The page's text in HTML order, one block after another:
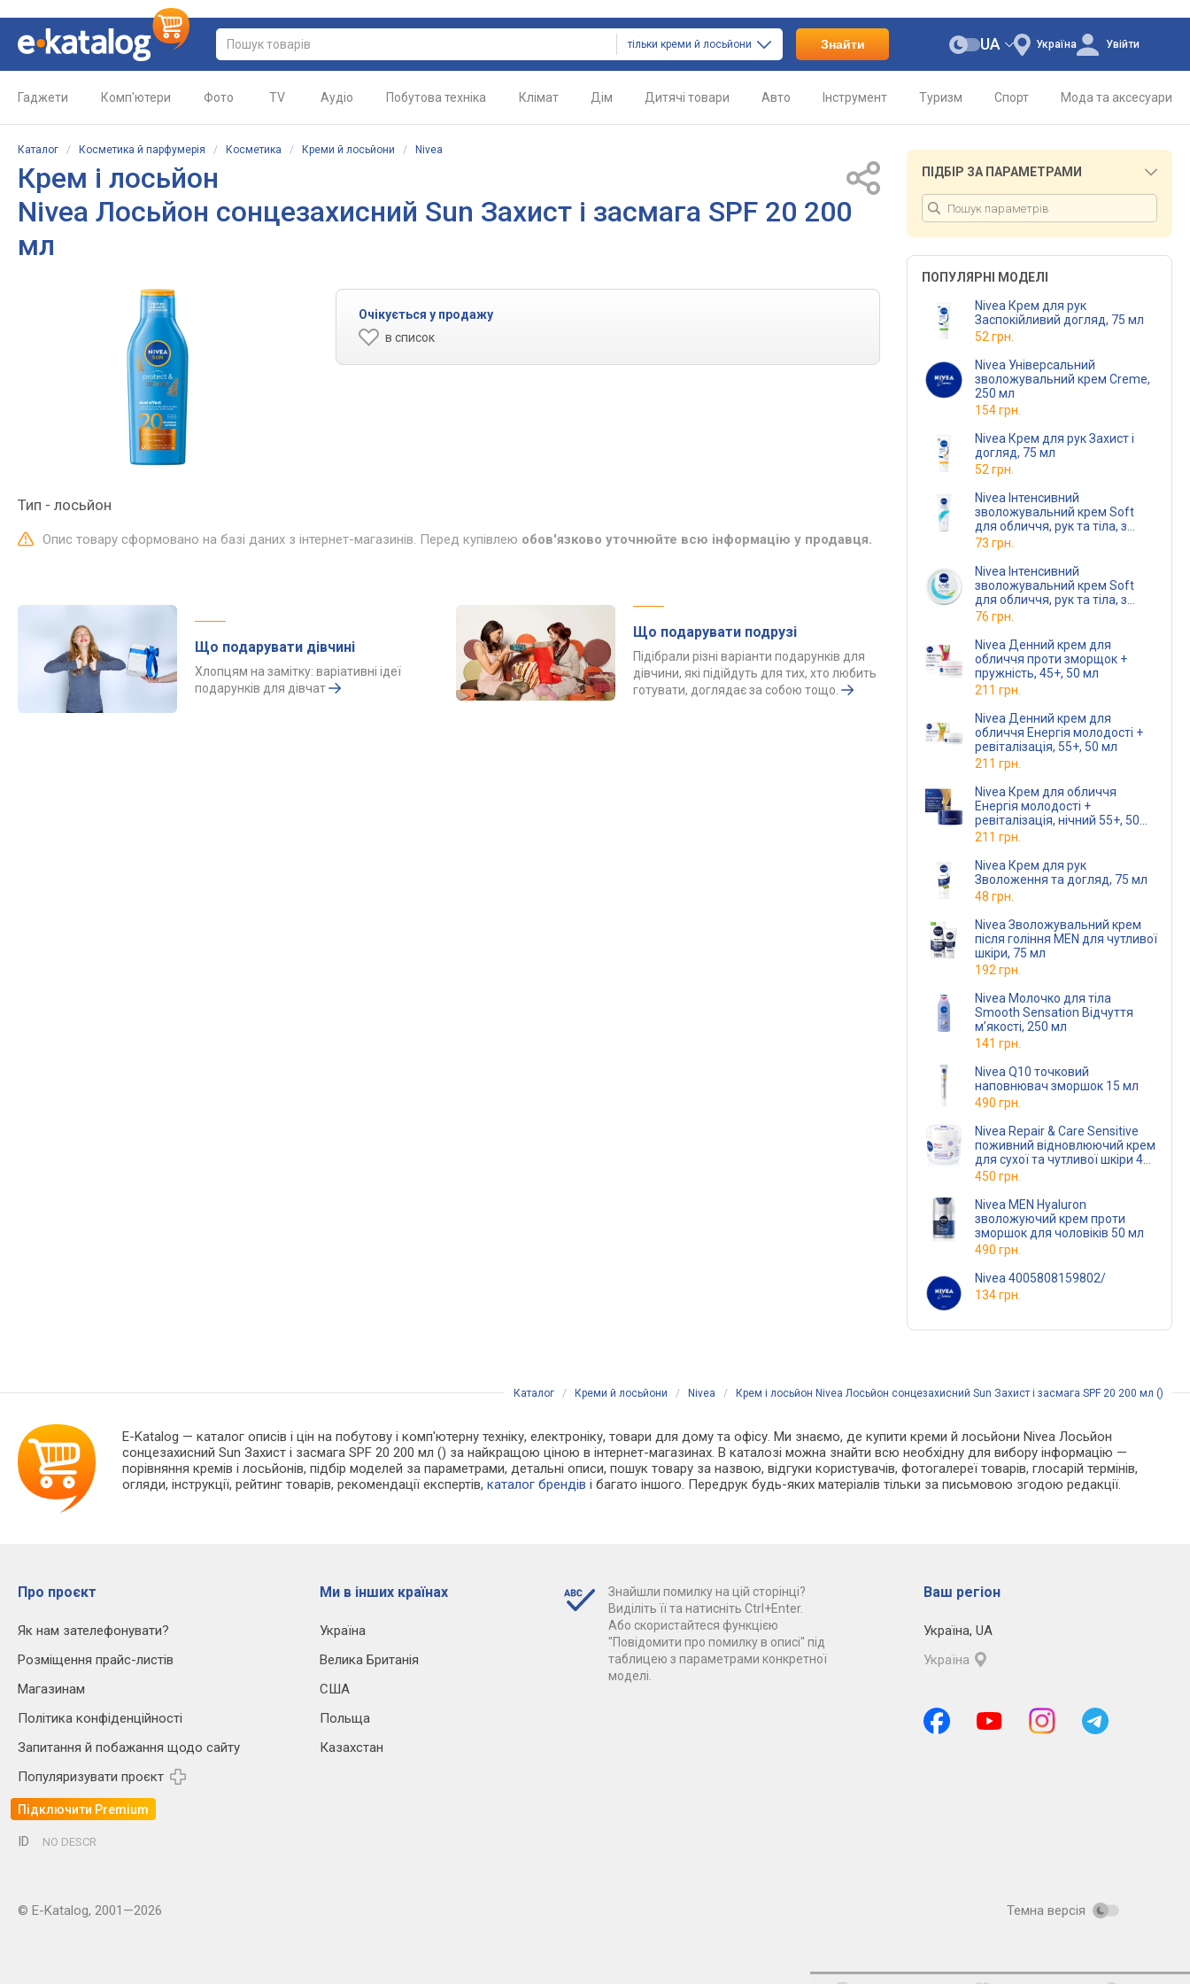
тільки креми й лосьйони Знайти Україна
UA Увійти
Гаджети Комп'ютери Фото TV Аудіо Побутова техніка Клімат Дім Дитячі товари Авто Інструмент Туризм Спорт Мода та аксесуари
Каталог / Косметика й парфумерія / Косметика / Креми й лосьйони / Nivea
Крем і лосьйон
Nivea Лосьйон сонцезахисний Sun Захист і засмага SPF 20 200
мл
Очікується у продажу
в список
Тип - лосьйон
Опис товару сформовано на базі даних з інтернет-магазинів. Перед купівлею обов'язково уточнюйте всю інформацію у продавця.
Що подарувати дівчині
Хлопцям на замітку: варіативні ідеї
подарунків для дівчат
Що подарувати подрузі
Підібрали різні варіанти подарунків для
дівчини, які підійдуть для тих, хто любить
готувати, доглядає за собою тощо.
ПІДБІР ЗА ПАРАМЕТРАМИ
ПОПУЛЯРНІ МОДЕЛІ
Nivea Крем для рук
Заспокійливий догляд, 75 мл
52 грн.
Nivea Універсальний
зволожувальний крем Creme,
250 мл
154 грн.
Nivea Крем для рук Захист і
догляд, 75 мл
52 грн.
Nivea Інтенсивний
зволожувальний крем Soft
для обличчя, рук та тіла, з
олією жожоба та вітаміном Е,
75 мл
73 грн.
Nivea Інтенсивний
зволожувальний крем Soft
для обличчя, рук та тіла, з
олією жожоба та вітаміном Е,
100 мл
76 грн.
Nivea Денний крем для
обличчя проти зморщок +
пружність, 45+, 50 мл
211 грн.
Nivea Денний крем для
обличчя Енергія молодості +
ревіталізація, 55+, 50 мл
211 грн.
Nivea Крем для обличчя
Енергія молодості +
ревіталізація, нічний 55+, 50
мл
211 грн.
Nivea Крем для рук
Зволоження та догляд, 75 мл
48 грн.
Nivea Зволожувальний крем
після гоління MEN для чутливої
шкіри, 75 мл
192 грн.
Nivea Молочко для тiла
Smooth Sensation Відчуття
м’якості, 250 мл
141 грн.
Nivea Q10 точковий
наповнювач зморшок 15 мл
490 грн.
Nivea Repair & Care Sensitive
поживний відновлюючий крем
для сухої та чутливої шкіри 400
мл
450 грн.
Nivea MEN Hyaluron
зволожуючий крем проти
зморшок для чоловіків 50 мл
490 грн.
Nivea 4005808159802/
134 грн.
Каталог / Креми й лосьйони / Nivea / Крем і лосьйон Nivea Лосьйон сонцезахисний Sun Захист і засмага SPF 20 200 мл ()
E-Katalog — каталог описів і цін на побутову і комп'ютерну техніку, електроніку, товари для дому та офісу. Ми знаємо, де купити креми й лосьйони Nivea Лосьйон
сонцезахисний Sun Захист і засмага SPF 20 200 мл () за найкращою ціною в інтернет-магазинах. В каталозі можна знайти всю необхідну для вибору інформацію —
порівняння кремів і лосьйонів, підбір моделей за параметрами, детальні описи, пошук товару за назвою, відгуки користувачів, фотогалереї товарів, глосарій термінів,
огляди, інструкції, рейтинг товарів, рекомендації експертів,каталог брендів і багато іншого. Передрук будь-яких матеріалів тільки за письмовою згодою редакції.
Про проєкт
Як нам зателефонувати?
Розміщення прайс-листів
Магазинам
Політика конфіденційності
Запитання й побажання щодо сайту
Популяризувати проєкт
Підключити Premium
Ми в інших країнах
Україна
Велика Британія
США
Польща
Казахстан
Знайшли помилку на цій сторінці?
Виділіть її та натисніть Ctrl+Enter.
Або скористайтеся функцією
"Повідомити про помилку в описі" під
таблицею з параметрами конкретної
моделі.
Ваш регіон
Україна, UA
Україна
ID NO DESCR
© E-Katalog, 2001—2026 Темна версія